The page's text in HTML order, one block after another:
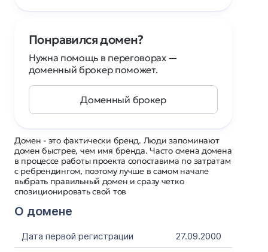
Домен - это фактически бренд. Люди запоминают
домен быстрее, чем имя бренда. Часто смена домена
в процессе работы проекта сопоставима по затратам
с ребрендингом, поэтому лучше в самом начале
выбрать правильный домен и сразу четко
спозиционировать свой тов
О домене
Дата первой регистрации
27.09.2000
Понравился домен?
Нужна помощь в переговорах —
доменный брокер поможет.
Доменный брокер